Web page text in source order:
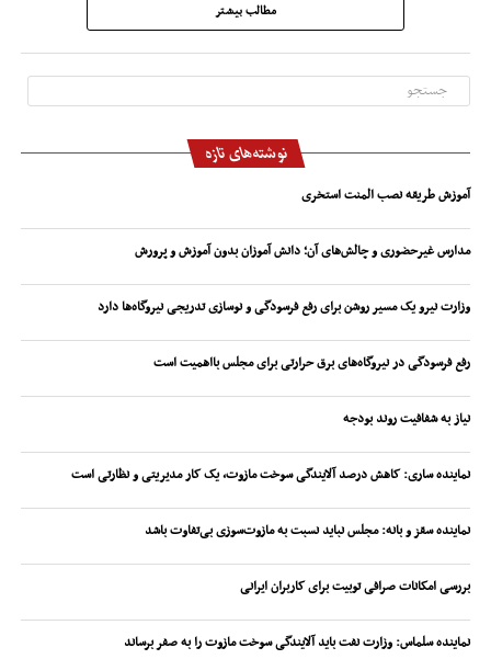
مطالب بیشتر
نوشته‌های تازه
آموزش طریقه نصب المنت استخری
مدارس غیرحضوری و چالش‌های آن؛ دانش آموزان بدون آموزش و پرورش
وزارت نیرو یک مسیر روشن برای رفع فرسودگی و نوسازی تدریجی نیروگاه‌ها دارد
رفع فرسودگی در نیروگاه‌های برق حرارتی برای مجلس بااهمیت است
نیاز به شفافیت روند بودجه
نماینده ساری: کاهش درصد آلایندگی سوخت مازوت، یک کار مدیریتی و نظارتی است
نماینده سقز و بانه: مجلس نباید نسبت به مازوت‌سوزی بی‌تفاوت باشد
بررسی امکانات صرافی توبیت برای کاربران ایرانی
نماینده سلماس: وزارت نفت باید آلایندگی سوخت مازوت را به صفر برساند